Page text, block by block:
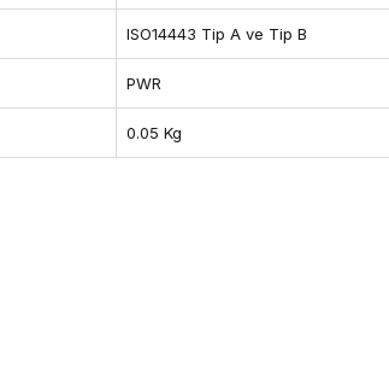
ISO14443 Tip A ve Tip B
PWR
0.05 Kg